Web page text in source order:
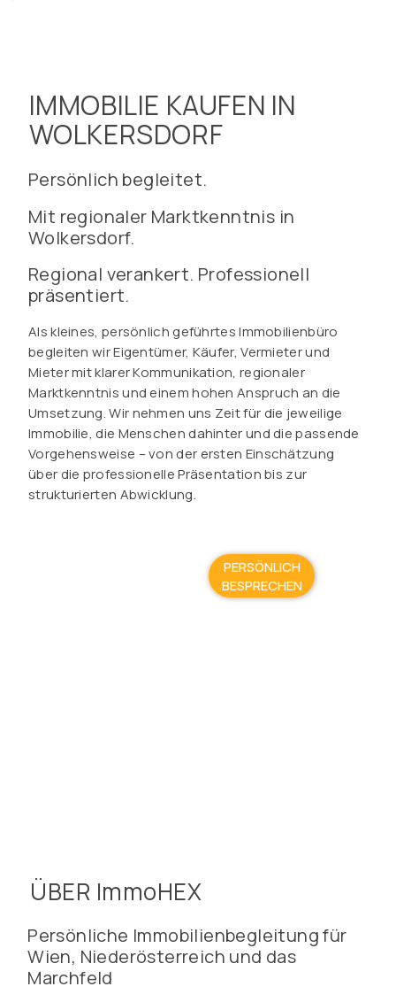
IMMOBILIE KAUFEN IN
WOLKERSDORF
Persönlich begleitet.
Mit regionaler Marktkenntnis in
Wolkersdorf.
Regional verankert. Professionell
präsentiert.
Als kleines, persönlich geführtes Immobilienbüro
begleiten wir Eigentümer, Käufer, Vermieter und
Mieter mit klarer Kommunikation, regionaler
Marktkenntnis und einem hohen Anspruch an die
Umsetzung. Wir nehmen uns Zeit für die jeweilige
Immobilie, die Menschen dahinter und die passende
Vorgehensweise – von der ersten Einschätzung
über die professionelle Präsentation bis zur
strukturierten Abwicklung.
PERSÖNLICH
BESPRECHEN
ÜBER ImmoHEX
Persönliche Immobilienbegleitung für
Wien, Niederösterreich und das
Marchfeld